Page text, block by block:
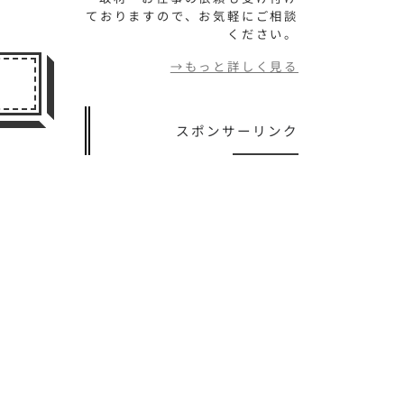
ておりますので、お気軽にご相談
ください。
→もっと詳しく見る
スポンサーリンク